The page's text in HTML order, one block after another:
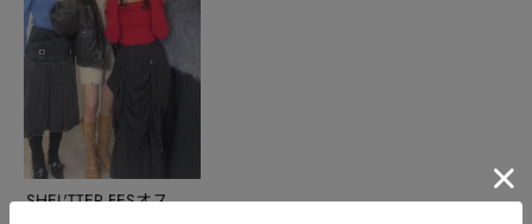
SHEL'TTER FESオスス